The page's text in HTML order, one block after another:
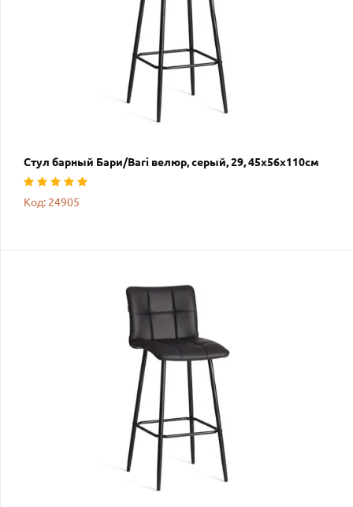
Стул барный Бари/Bari велюр, серый, 29, 45х56х110см
Код: 24905